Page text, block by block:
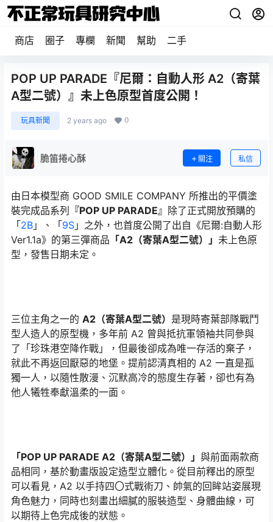
商店 圈子 專欄 新聞 幫助 二手
POP UP PARADE『尼爾：自動人形 A2（寄葉
A型二號）』未上色原型首度公開！
玩具新聞 2 years ago 0
脆笛捲心酥 關注 私信
由日本模型商 GOOD SMILE COMPANY 所推出的平價塗
裝完成品系列
『POP UP PARADE』 除了正式開放預購的
「2B 」、「9S 」之外，也首度公開了出自《尼爾:自動人形
Ver1.1a》的第三彈商品 「A2（寄葉A型二號）」 未上色原
型，發售日期未定。
三位主角之一的 A2（寄葉A型二號） 是現時寄葉部隊戰鬥
型人造人的原型機，多年前 A2 曾與抵抗軍領袖共同參與
了「珍珠港空降作戰」，但最後卻成為唯一存活的棄子，
就此不再返回厭惡的地堡。提前認清真相的 A2 一直是孤
獨一人，以隨性散漫、沉默高冷的態度生存著，卻也有為
他人犧牲奉獻溫柔的一面。
「POP UP PARADE A2（寄葉A型二號）」 與前面兩款商
品相同，基於動畫版設定造型立體化。從目前釋出的原型
可以看見，A2 以手持四〇式戰術刀、帥氣的回眸站姿展現
角色魅力，同時也刻畫出細膩的服裝造型、身體曲線，可
以期待上色完成後的狀態。